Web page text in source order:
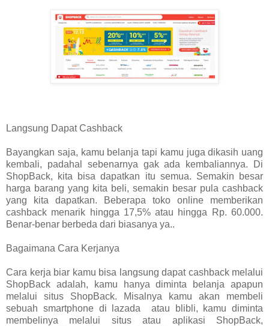
Langsung Dapat Cashback
Bayangkan saja, kamu belanja tapi kamu juga dikasih uang
kembali, padahal sebenarnya gak ada kembaliannya. Di
ShopBack, kita bisa dapatkan itu semua. Semakin besar
harga barang yang kita beli, semakin besar pula cashback
yang kita dapatkan. Beberapa toko online memberikan
cashback menarik hingga 17,5% atau hingga Rp. 60.000.
Benar-benar berbeda dari biasanya ya..
Bagaimana Cara Kerjanya
Cara kerja biar kamu bisa langsung dapat cashback melalui
ShopBack adalah, kamu hanya diminta belanja apapun
melalui situs ShopBack. Misalnya kamu akan membeli
sebuah smartphone di lazada atau blibli, kamu diminta
membelinya melalui situs atau aplikasi ShopBack,